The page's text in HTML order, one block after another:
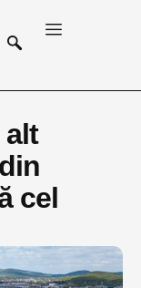
alt
cel